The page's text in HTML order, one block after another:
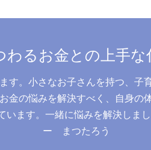
わるお金との上手な
す。小さなお子さんを持つ、子
金の悩みを解決すべく、自身の
います。一緒に悩みを解決しま
ー まつたろう